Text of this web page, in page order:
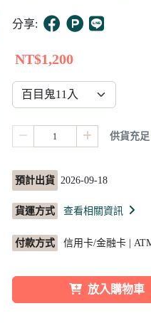
分享:
NT$1,200
供貨充足
預計出貨 2026-09-18
貨運方式 查看相關資訊
付款方式 信用卡/金融卡 |
放入購物車